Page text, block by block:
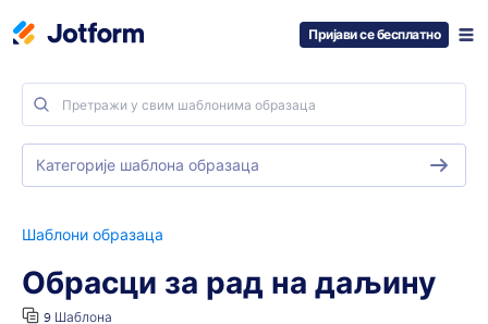
Пријави се бесплатно
Шаблони образаца
Обрасци за рад на даљину
9 Шаблона
Категорије шаблона образаца